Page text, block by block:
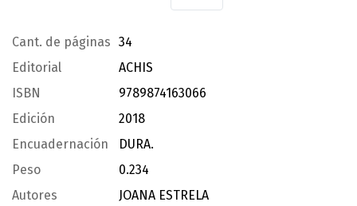
Cant. de páginas 34
Editorial
ACHIS
ISBN
9789874163066
Edición
2018
Encuadernación
DURA.
Peso
0.234
Autores
JOANA ESTRELA